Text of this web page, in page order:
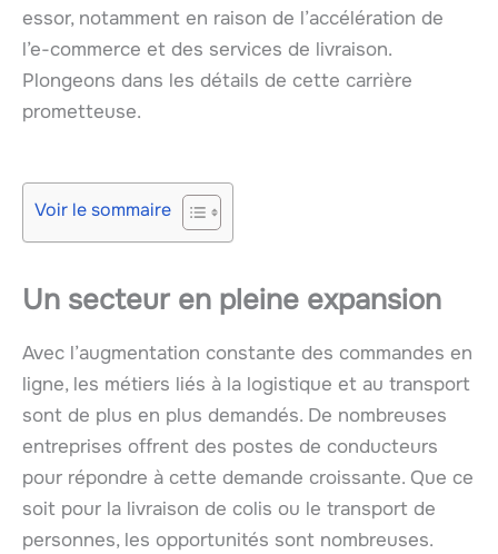
essor, notamment en raison de l’accélération de
l’e-commerce et des services de livraison.
Plongeons dans les détails de cette carrière
prometteuse.
Voir le sommaire
Un secteur en pleine expansion
Avec l’augmentation constante des commandes en
ligne, les métiers liés à la logistique et au transport
sont de plus en plus demandés. De nombreuses
entreprises offrent des postes de conducteurs
pour répondre à cette demande croissante. Que ce
soit pour la livraison de colis ou le transport de
personnes, les opportunités sont nombreuses.